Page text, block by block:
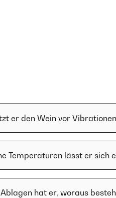
er den Wein vor
Temperaturen lässt er sich
hat er, woraus